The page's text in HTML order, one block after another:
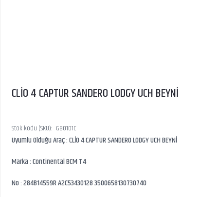
CLİO 4 CAPTUR SANDERO LODGY UCH BEYNİ
Stok kodu (SKU): GB0101C
Uyumlu Olduğu Araç : CLİO 4 CAPTUR SANDERO LODGY UCH BEYNİ
Marka : Continental BCM T4
No : 284B14559R A2C53430128 3500658130730740